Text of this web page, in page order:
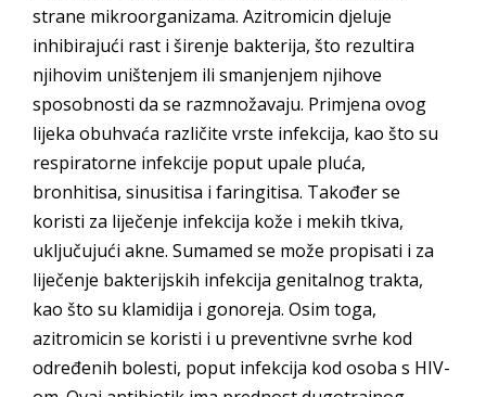
strane mikroorganizama. Azitromicin djeluje
inhibirajući rast i širenje bakterija, što rezultira
njihovim uništenjem ili smanjenjem njihove
sposobnosti da se razmnožavaju. Primjena ovog
lijeka obuhvaća različite vrste infekcija, kao što su
respiratorne infekcije poput upale pluća,
bronhitisa, sinusitisa i faringitisa. Također se
koristi za liječenje infekcija kože i mekih tkiva,
uključujući akne. Sumamed se može propisati i za
liječenje bakterijskih infekcija genitalnog trakta,
kao što su klamidija i gonoreja. Osim toga,
azitromicin se koristi i u preventivne svrhe kod
određenih bolesti, poput infekcija kod osoba s HIV-